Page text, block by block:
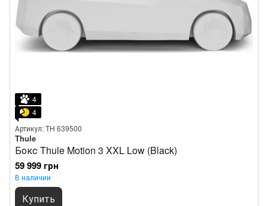
4
4
Артикул: TH 639500
Thule
Бокс Thule Motion 3 XXL Low (Black)
59 999 грн
В наличии
Купить